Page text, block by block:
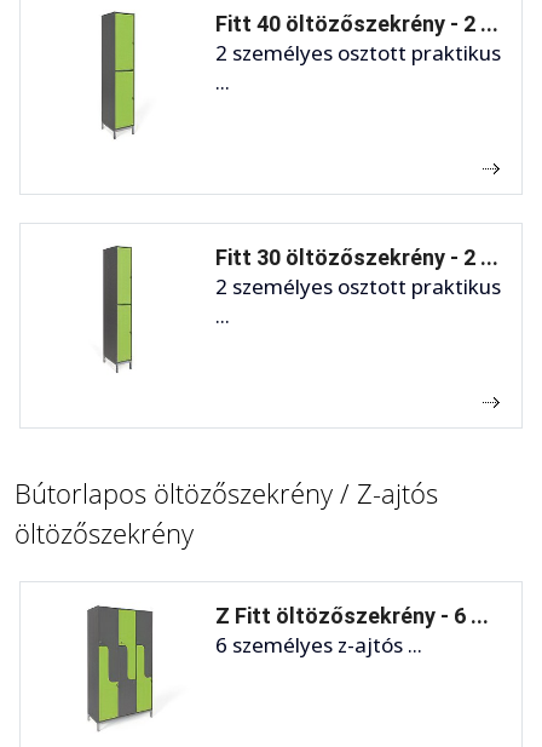
Fitt 40 öltözőszekrény - 2 ...
2 személyes osztott praktikus
...
Fitt 30 öltözőszekrény - 2 ...
2 személyes osztott praktikus
...
Bútorlapos öltözőszekrény / Z-ajtós
öltözőszekrény
Z Fitt öltözőszekrény - 6 ...
6 személyes z-ajtós ...